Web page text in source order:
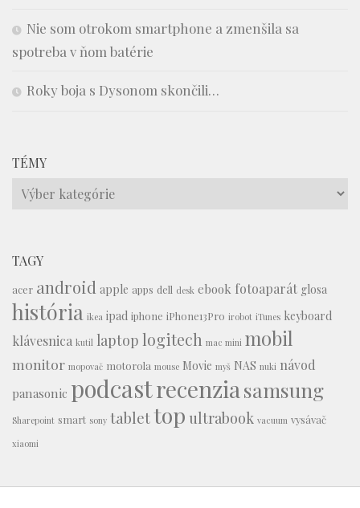
Nie som otrokom smartphone a zmenšila sa
spotreba v ňom batérie
Roky boja s Dysonom skončili…
TÉMY
Témy
TAGY
acer android apple apps dell desk ebook fotoaparát glosa
história ikea ipad iphone iPhone13Pro irobot iTunes keyboard
klávesnica kutil laptop logitech mac mini mobil
monitor mopovač motorola mouse Movie myš NAS nuki návod
panasonic podcastrecenziasamsung
Sharepoint smart sony tablettop ultrabook vacuum vysávač
xiaomi